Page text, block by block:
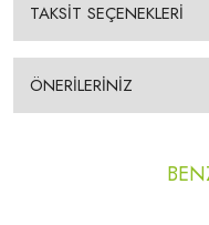
TAKSİT SEÇENEKLERİ
ÖNERİLERİNİZ